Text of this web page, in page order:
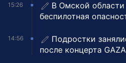
15:26
В Омской области
беспилотная
14:56
Подростки
после концерта